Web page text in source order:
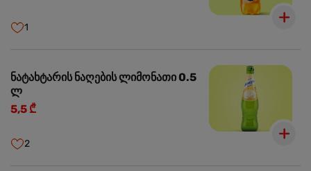
1
ნატახტარის ნაღების ლიმონათი 0.5
ლ
5,5 ₾
2